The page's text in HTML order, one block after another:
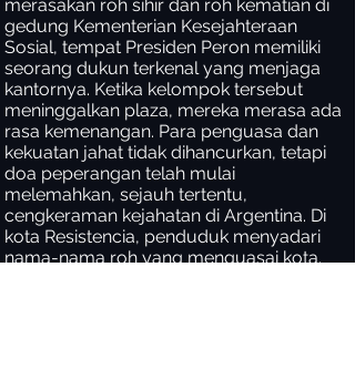
merasakan roh sihir dan roh kematian di
gedung Kementerian Kesejahteraan
Sosial, tempat Presiden Peron memiliki
seorang dukun terkenal yang menjaga
kantornya. Ketika kelompok tersebut
meninggalkan plaza, mereka merasa ada
rasa kemenangan. Para penguasa dan
kekuatan jahat tidak dihancurkan, tetapi
doa peperangan telah mulai
melemahkan, sejauh tertentu,
cengkeraman kejahatan di Argentina. Di
kota Resistencia, penduduk menyadari
nama-nama roh yang menguasai kota.